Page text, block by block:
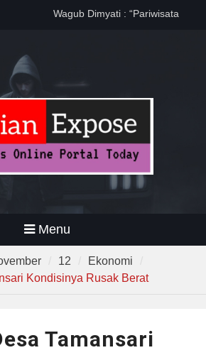
Dewa United Basketball
Program CKG Jemput Bola di
Labuan, Ribuan Warga
Antusias Periksa Kesehatan
Menu
12
Ekonomi
Kondisinya Rusak Berat
Tamansari